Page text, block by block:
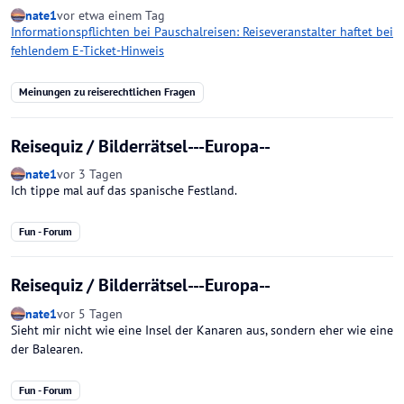
nate1vor etwa einem Tag
Informationspflichten bei Pauschalreisen: Reiseveranstalter haftet bei
fehlendem E-Ticket-Hinweis
Meinungen zu reiserechtlichen Fragen
Reisequiz / Bilderrätsel---Europa--
nate1vor 3 Tagen
Ich tippe mal auf das spanische Festland.
Fun - Forum
Reisequiz / Bilderrätsel---Europa--
nate1vor 5 Tagen
Sieht mir nicht wie eine Insel der Kanaren aus, sondern eher wie eine
der Balearen.
Fun - Forum